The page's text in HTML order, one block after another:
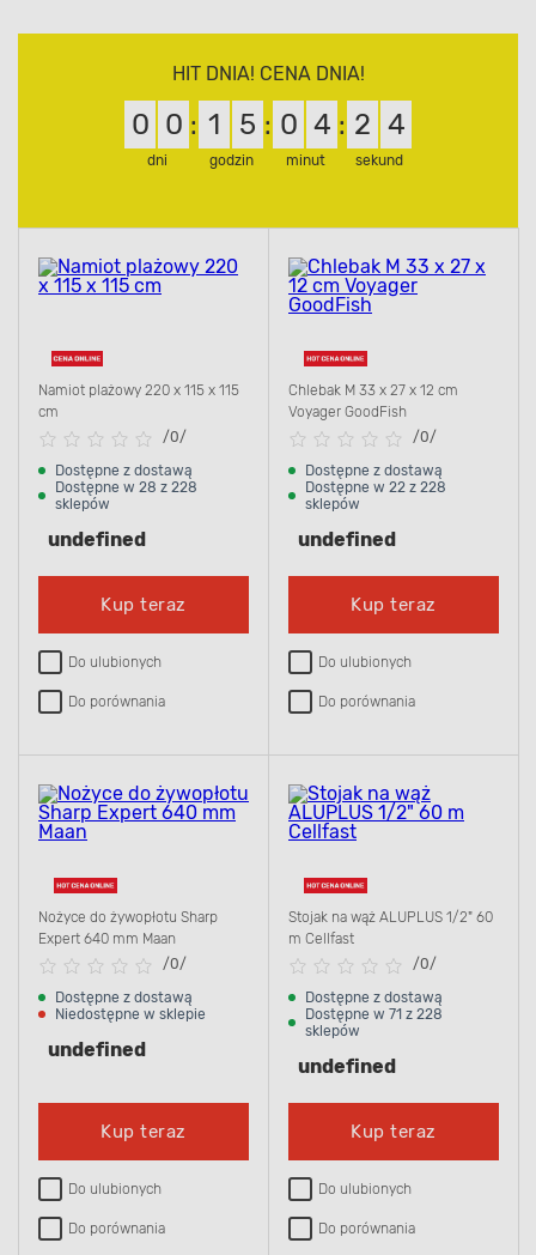
HIT DNIA! CENA DNIA!
0 0
dni
: 1 5
godzin
: 0 4
minut
: 2 4
sekund
Namiot plażowy 220 x 115 x 115
cm
/0/
Dostępne z dostawą
Dostępne w 28 z 228
sklepów
undefined
Kup teraz
Do ulubionych
Do porównania
Chlebak M 33 x 27 x 12 cm
Voyager GoodFish
/0/
Dostępne z dostawą
Dostępne w 22 z 228
sklepów
undefined
Kup teraz
Do ulubionych
Do porównania
Nożyce do żywopłotu Sharp
Expert 640 mm Maan
/0/
Dostępne z dostawą
Niedostępne w sklepie
undefined
Kup teraz
Do ulubionych
Do porównania
Stojak na wąż ALUPLUS 1/2" 60
m Cellfast
/0/
Dostępne z dostawą
Dostępne w 71 z 228
sklepów
undefined
Kup teraz
Do ulubionych
Do porównania